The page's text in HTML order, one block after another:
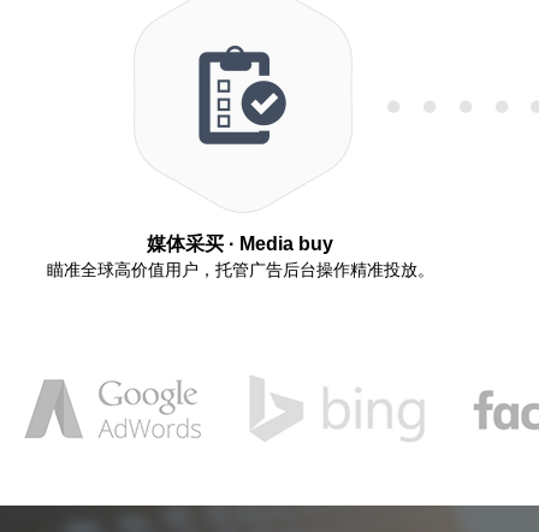
媒体采买 · Media buy
瞄准全球高价值用户，托管广告后台操作精准投放。